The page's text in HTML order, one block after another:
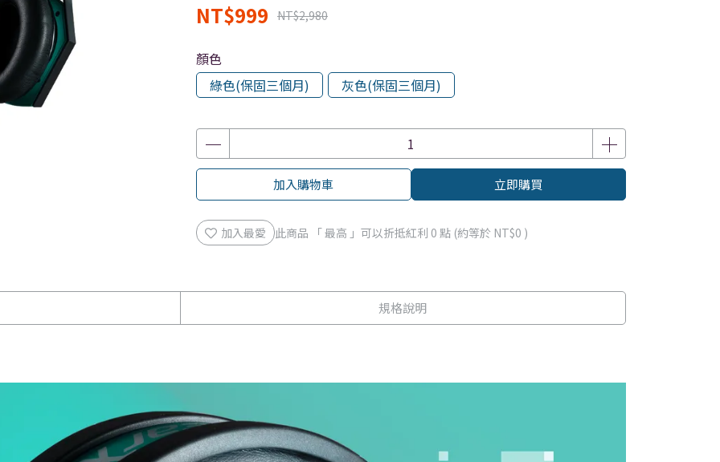
NT$999 NT$2,980
顏色
綠色(保固三個月)
灰色(保固三個月)
加入購物車 立即購買
加入最愛 此商品 「 最高 」可以折抵紅利 0 點 (約等於 NT$0 )
規格說明